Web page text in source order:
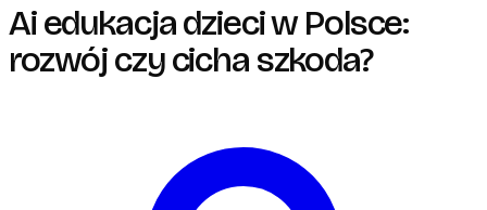
Ai edukacja dzieci w Polsce:
rozwój czy cicha szkoda?